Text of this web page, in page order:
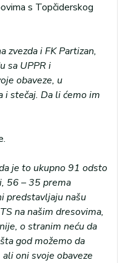
s Topčiderskog
zvezda i FK Partizan,
sa UPPR i
obaveze, u
stečaj. Da li ćemo im
je to ukupno 91 odsto
56 – 35 prema
predstavljaju našu
na našim dresovima,
o stranim neću da
god možemo da
oni svoje obaveze